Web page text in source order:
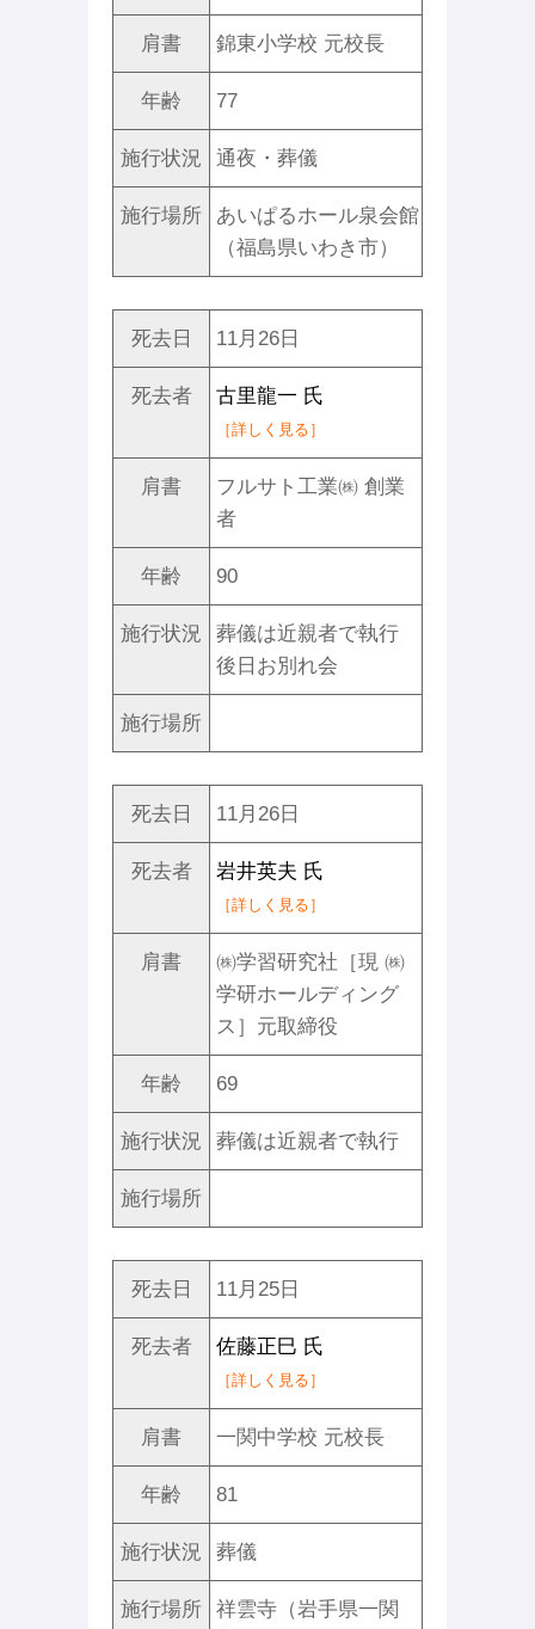
肩書 錦東小学校 元校長
年齢 77
施行状況 通夜・葬儀
施行場所
あいぱるホール泉会館
（福島県いわき市）
死去日 11月26日
死去者 古里龍一 氏
［詳しく見る］
肩書
フルサト工業㈱ 創業
者
年齢 90
施行状況
葬儀は近親者で執行
後日お別れ会
施行場所
死去日 11月26日
死去者 岩井英夫 氏
［詳しく見る］
肩書
㈱学習研究社［現 ㈱
学研ホールディング
ス］元取締役
年齢 69
施行状況 葬儀は近親者で執行
施行場所
死去日 11月25日
死去者 佐藤正巳 氏
［詳しく見る］
肩書 一関中学校 元校長
年齢 81
施行状況 葬儀
施行場所
祥雲寺（岩手県一関